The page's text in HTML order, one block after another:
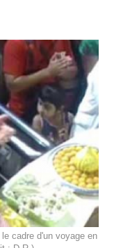
cadre d'un voyage en